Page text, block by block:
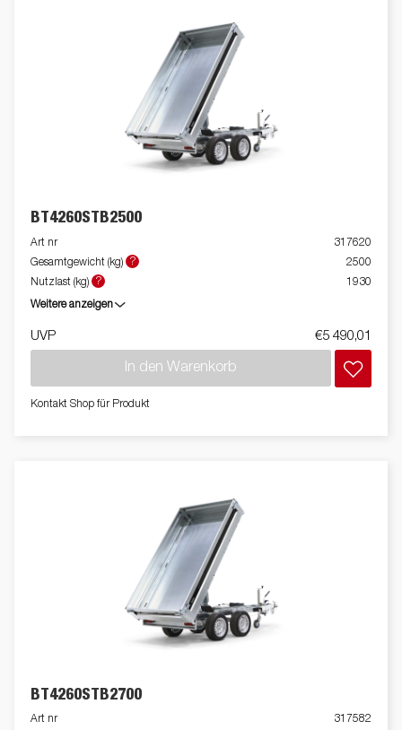
BT4260STB2500
Art nr
317620
Gesamtgewicht (kg)
?
2500
Nutzlast (kg)
? 1930
Weitere anzeigen
UVP €5 490,01
In den Warenkorb
Kontakt Shop für Produkt
BT4260STB2700
Art nr
317582